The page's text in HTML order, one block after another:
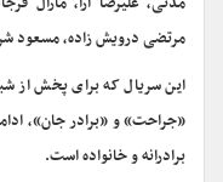
مرتضی درویش زاده، مسعود
این سریال که برای پخش از
«جراحت» و «برادر جان»،
برادرانه و خانواده است.